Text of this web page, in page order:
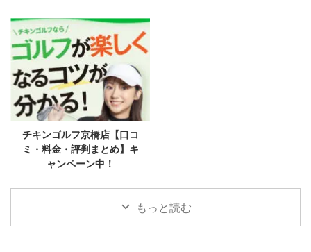
チキンゴルフ京橋店【口コ
ミ・料金・評判まとめ】キ
ャンペーン中！
もっと読む